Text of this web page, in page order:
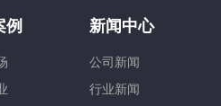
例 新闻中心
公司新闻
行业新闻